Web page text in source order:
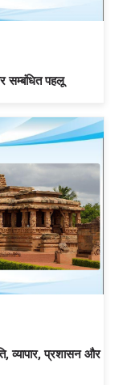
सम्बंधित पहलू
व्यापार, प्रशासन और